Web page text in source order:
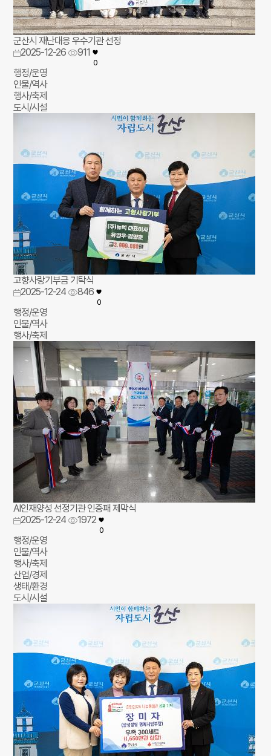
군산시 재난대응 우수기관 선정
2025-12-26
911
0
행정/운영
인물/역사
행사/축제
도시/시설
고향사랑기부금 기탁식
2025-12-24
846
0
행정/운영
인물/역사
행사/축제
AI인재양성 선정기관 인증패 제막식
2025-12-24
1972
0
행정/운영
인물/역사
행사/축제
산업/경제
생태/환경
도시/시설